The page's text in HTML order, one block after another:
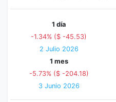
1 día
-1.34% ($ -45.53)
2 Julio 2026
1 mes
-5.73% ($ -204.18)
3 Junio 2026